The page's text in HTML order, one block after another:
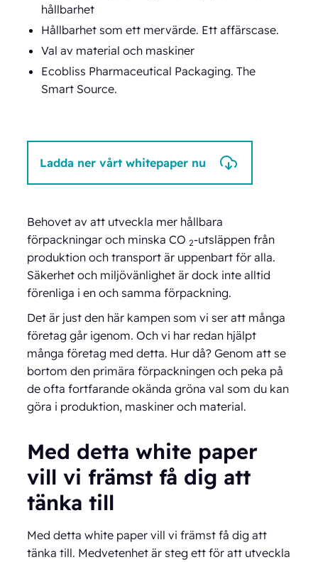
hållbarhet
Hållbarhet som ett mervärde. Ett affärscase.
Val av material och maskiner
Ecobliss Pharmaceutical Packaging. The
Smart Source.
Ladda ner vårt whitepaper nu
Behovet av att utveckla mer hållbara
förpackningar och minska CO2-utsläppen från
produktion och transport är uppenbart för alla.
Säkerhet och miljövänlighet är dock inte alltid
förenliga i en och samma förpackning.
Det är just den här kampen som vi ser att många
företag går igenom. Och vi har redan hjälpt
många företag med detta. Hur då? Genom att se
bortom den primära förpackningen och peka på
de ofta fortfarande okända gröna val som du kan
göra i produktion, maskiner och material.
Med detta white paper
vill vi främst få dig att
tänka till
Med detta white paper vill vi främst få dig att
tänka till. Medvetenhet är steg ett för att utveckla